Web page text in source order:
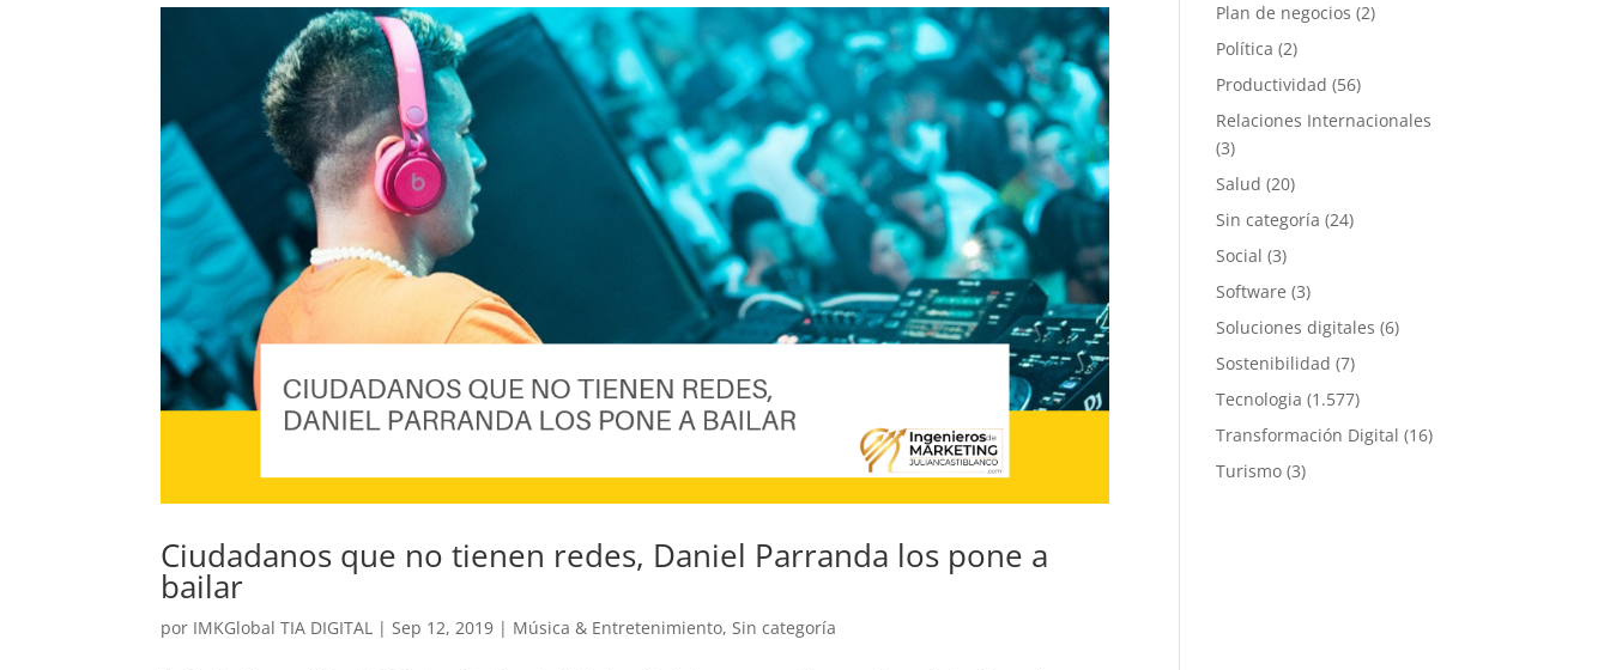
Ciudadanos que no tienen redes, Daniel Parranda los pone a
bailar
por IMKGlobal TIA DIGITAL | Sep 12, 2019 | Música & Entretenimiento, Sin categoría
Plan de negocios (2)
Política (2)
Productividad (56)
Relaciones Internacionales
(3)
Salud (20)
Sin categoría (24)
Social (3)
Software (3)
Soluciones digitales (6)
Sostenibilidad (7)
Tecnologia (1.577)
Transformación Digital (16)
Turismo (3)